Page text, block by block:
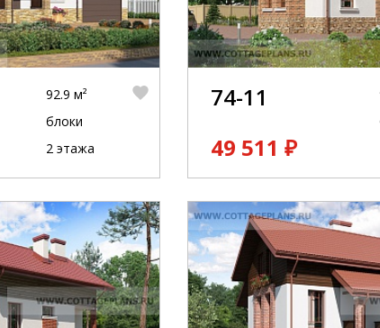
92.9 м²
блоки
2 этажа
74-11
49 511 ₽